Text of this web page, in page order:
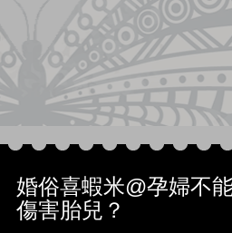
婚俗喜蝦米@孕婦不
傷害胎兒？